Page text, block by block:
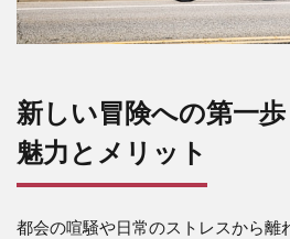
新しい冒険への第一
魅力とメリット
都会の喧騒や日常のストレスから離